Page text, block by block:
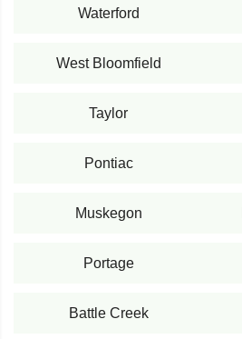
Waterford
West Bloomfield
Taylor
Pontiac
Muskegon
Portage
Battle Creek